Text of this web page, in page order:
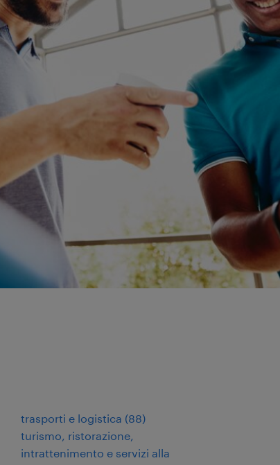
trasporti e logistica (88)
turismo, ristorazione,
intrattenimento e servizi alla